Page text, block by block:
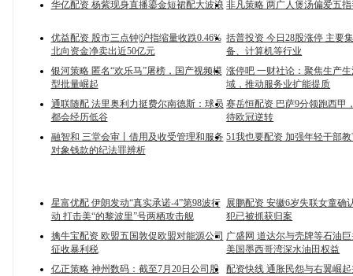
华亿配资 杨紫现身直播鎏金短裙配大波浪 非凡策略 两广人煲汤偏爱五
优益配资 股市三点钟|沪指缩量收跌0.46%
北向资金净卖出近50亿元
括普投资 今日28股涨停 主要
备、计算机等行业
银河策略 匿名“欢乐马”屠榜，国产视频模
型批量崛起
涨停吧 一财社论：聚焦生产
域，推动服务业扩能提质
通联随配 法里奥利力挺费尔南德斯：球员
都会经历低谷
赛岳恒配资 巴萨9分领跑西甲
待欧冠逆转
融智和 三堂会审丨借用及收受管理和服务
对象钱款的纪法罪辨析
51我也要配资 加强年轻干部
星富优配 伊朗发动“真实承诺-4”第98波行
动 打击美“的黎波里”号两栖攻击舰
展鹏配资 安徽6岁失联女童确
犯已被抓获归案
擒牛宝配资 欧盟五国敦促欧盟对能源公司
征收暴利税
广盛网 道达尔与壳牌等石油
美国墨西哥湾深水油田权益
亿正策略 神州数码：截至7月20日公司股
配资快线 通胀民怨与右翼崛